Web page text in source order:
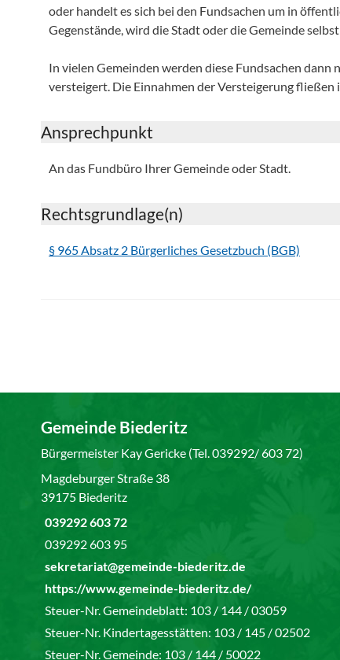
oder handelt es sich bei den Fundsachen um in
Gegenstände, wird die Stadt oder die Gemeinde
In vielen Gemeinden werden diese Fundsachen
versteigert. Die Einnahmen der Versteigerung fließen
Ansprechpunkt
An das Fundbüro Ihrer Gemeinde oder Stadt.
Rechtsgrundlage(n)
§ 965 Absatz 2 Bürgerliches Gesetzbuch (BGB)
Gemeinde Biederitz
Bürgermeister Kay Gericke (Tel. 039292/ 603 72)
Magdeburger Straße 38
39175 Biederitz
039292 603 72
039292 603 95
sekretariat@gemeinde-biederitz.de
https://www.gemeinde-biederitz.de/
Steuer-Nr. Gemeindeblatt: 103 / 144 / 03059
Steuer-Nr. Kindertagesstätten: 103 / 145 / 02502
Steuer-Nr. Gemeinde: 103 / 144 / 50022